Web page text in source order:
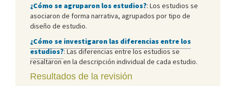
¿Cómo se agruparon los estudios?: Los estudios se
asociaron de forma narrativa, agrupados por tipo de
diseño de estudio.
¿Cómo se investigaron las diferencias entre los
estudios?: Las diferencias entre los estudios se
resaltaron en la descripción individual de cada estudio.
Resultados de la revisión